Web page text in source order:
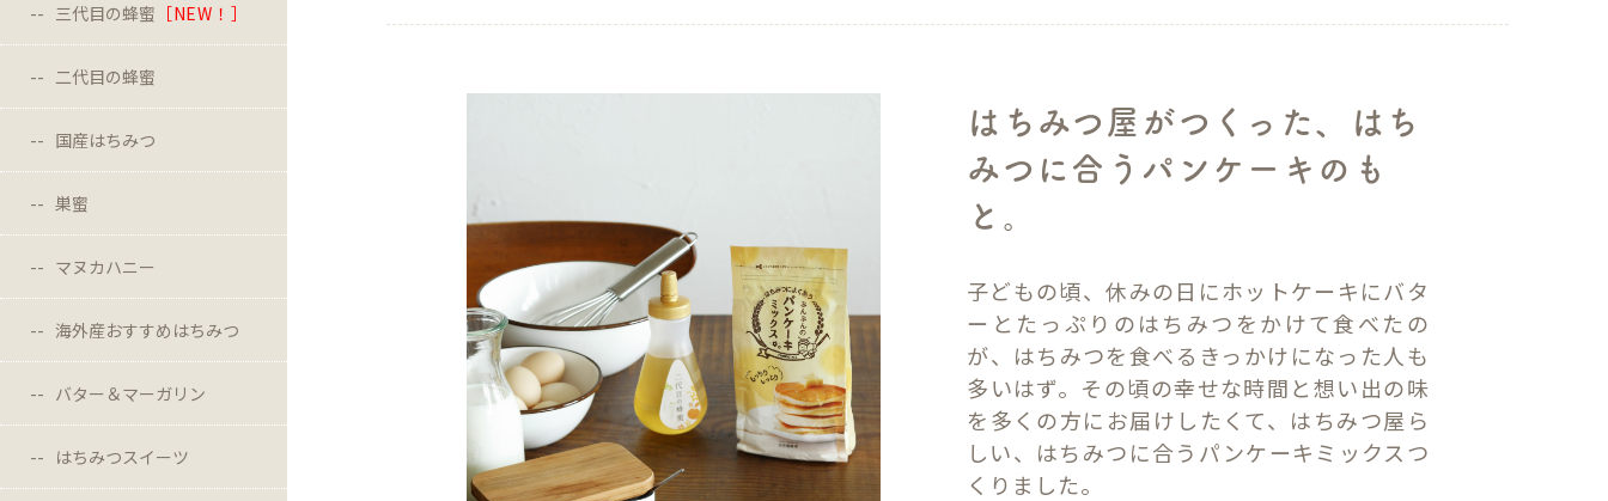
三代目の蜂蜜 ［NEW！］
二代目の蜂蜜
国産はちみつ
巣蜜
マヌカハニー
海外産おすすめはちみつ
バター＆マーガリン
はちみつスイーツ
はちみつ屋がつくった、はち
みつに合うパンケーキのも
と。
子どもの頃、休みの日にホットケーキにバタ
ーとたっぷりのはちみつをかけて食べたの
が、はちみつを食べるきっかけになった人も
多いはず。その頃の幸せな時間と想い出の味
を多くの方にお届けしたくて、はちみつ屋ら
しい、はちみつに合うパンケーキミックスつ
くりました。